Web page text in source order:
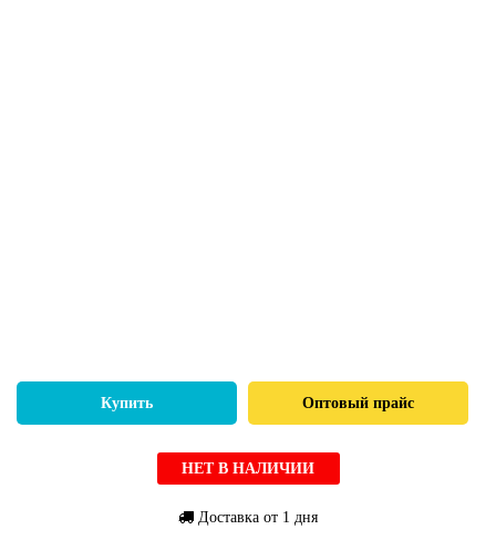
Купить Оптовый прайс
НЕТ В НАЛИЧИИ
Доставка от 1 дня